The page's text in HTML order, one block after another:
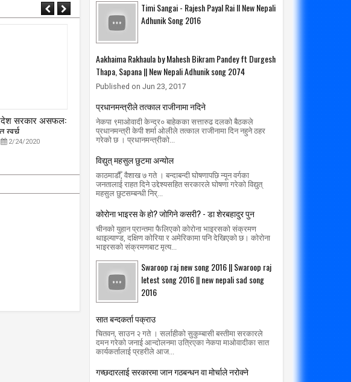
आचारसंहिता
2/24/2020
Apr
लकडाउनमा अपराधका एक हजार घटना
radiomakalu.com.np 4/19/2020
पत्रकार वीरेन्द्र साहको हत्या आरोपी १२
वर्षपछि पक्राउ
Timi Sangai - Rajesh Payal Rai ll New Nepali
Adhunik Song 2016
Aakhaima Rakhaula by Mahesh Bikram Pandey ft Durgesh
Thapa, Sapana || New Nepali Adhunik song 2074
Published on Jun 23, 2017
प्रधानमन्त्रीले तत्काल राजीनामा नदिने
नेकपा ९माओवादी केन्द्र० बाहेकका सत्तारुढ दलको बैठकले
प्रधानमन्त्री केपी शर्मा ओलीले तत्काल राजीनामा दिन नहुने ठहर
गरेको छ । प्रधानमन्त्रीको...
विद्युत् महसुल छुटमा अन्योल
काठमाडौँ, वैशाख ७ गते । बन्दाबन्दी घोषणापछि न्यून वर्गका
जनतालाई राहत दिने उद्देश्यसहित सरकारले घोषणा गरेको विद्युत्
महसुल छुटसम्बन्धी निर्...
कोरोना भाइरस के हो? जोगिने कसरी? - डा शेरबहादुर पुन
चीनको युहान प्रान्तमा फैलिएको कोरोना भाइरसको संक्रमण
थाइल्याण्ड, दक्षिण कोरिया र अमेरिकामा पनि देखिएको छ। कोरोना
भाइरसको संक्रमणबाट मृत्य...
Swaroop raj new song 2016 || Swaroop raj
letest song 2016 || new nepali sad song
2016
सात बन्दकर्ता पक्राउ
चितवन, साउन २ गते । सर्लाहीको सुकुम्बासी बस्तीमा सरकारले
दमन गरेको जनाई आन्दोलनमा उत्रिएका नेकपा माओवादीका सात
कार्यकर्तालाई प्रहरीले आज...
गच्छदारलाई सरकारमा जान गठबन्धन वा मोर्चाले नरोक्ने